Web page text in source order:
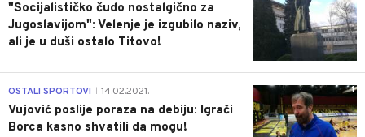
"Socijalističko čudo nostalgično za
Jugoslavijom": Velenje je izgubilo naziv,
ali je u duši ostalo Titovo!
1
OSTALI SPORTOVI 14.02.2021.
Vujović poslije poraza na debiju: Igrači
Borca kasno shvatili da mogu!